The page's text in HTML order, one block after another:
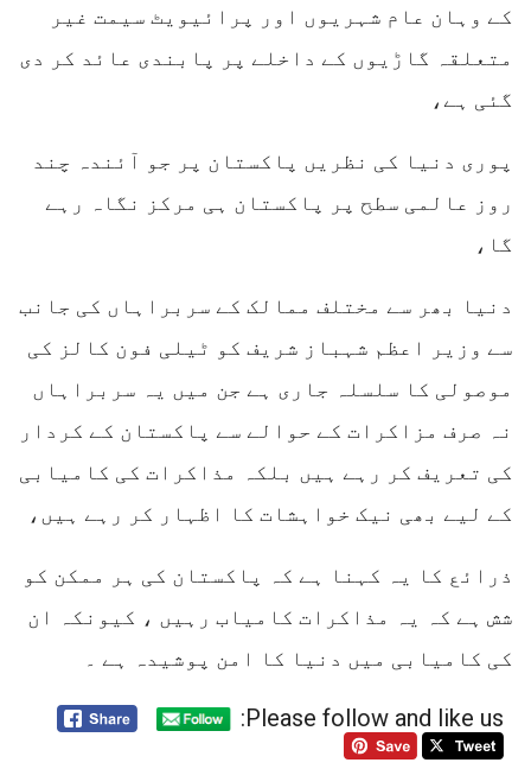
کے وہان عام شہریوں اور پرائیویٹ سیمت غیر
متعلقہ گاڑیوں کے داخلے پر پابندی عائد کر دی
گئی ہے،
پوری دنیا کی نظریں پاکستان پر جو آئندہ چند
روز عالمی سطح پر پاکستان ہی مرکز نگاہ رہے
گا،
دنیا بھر سے مختلف ممالک کے سربراہاں کی جانب
سے وزیر اعظم شہباز شریف کو ٹیلی فون کالز کی
موصولی کا سلسلہ جاری ہے جن میں یہ سربراہاں
نہ صرف مزاکرات کے حوالے سے پاکستان کے کردار
کی تعریف کر رہے ہیں بلکہ مذاکرات کی کامیابی
کے لیے بھی نیک خواہشات کا اظہار کر رہے ہیں،
ذرائع کا یہ کہنا ہے کہ پاکستان کی ہر ممکن کو
شش ہے کہ یہ مذاکرات کامیاب رہیں ، کیونکہ ان
کی کامیابی میں دنیا کا امن پوشیدہ ہے ۔
Please follow and like us: